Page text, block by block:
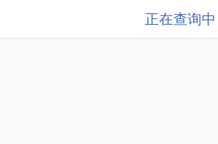
正在查询中